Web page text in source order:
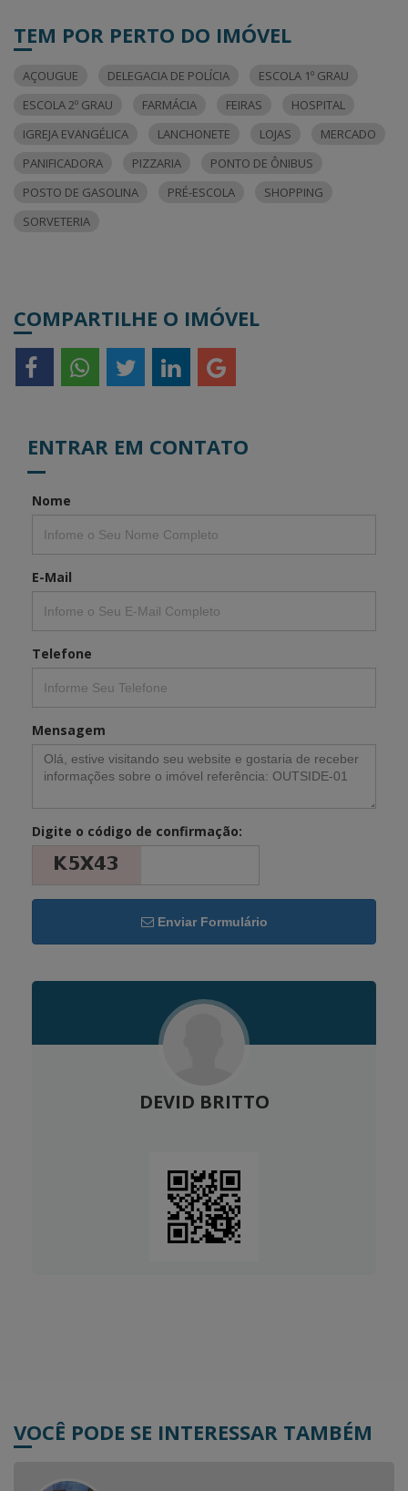
TEM POR PERTO DO IMÓVEL
AÇOUGUE DELEGACIA DE POLÍCIA
ESCOLA 1º GRAU
ESCOLA 2º GRAU
FARMÁCIA FEIRAS
HOSPITAL
IGREJA EVANGÉLICA
LANCHONETE LOJAS
MERCADO
PANIFICADORA
PIZZARIA
PONTO DE ÔNIBUS
POSTO DE GASOLINA
PRÉ-ESCOLA
SHOPPING
SORVETERIA
COMPARTILHE O IMÓVEL
ENTRAR EM CONTATO
Nome
E-Mail
Telefone
Mensagem
Digite o código de confirmação:
Enviar Formulário
DEVID BRITTO
VOCÊ PODE SE INTERESSAR TAMBÉM